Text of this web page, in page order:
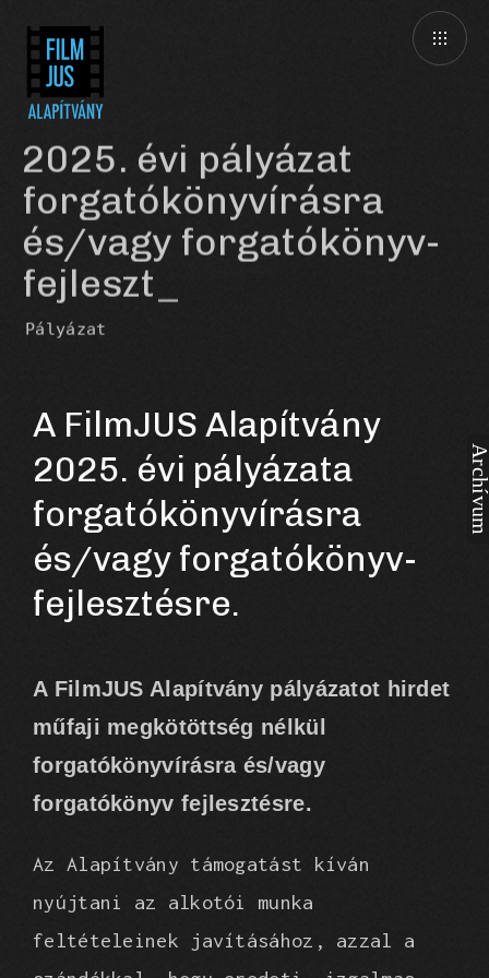
2025. évi pályázat
forgatókönyvírásra
és/vagy forgatókönyv-
fejlesztésr
Pályázat
A FilmJUS Alapítvány
2025. évi pályázata
forgatókönyvírásra
és/vagy forgatókönyv-
fejlesztésre.
A FilmJUS Alapítvány pályázatot hirdet
műfaji megkötöttség nélkül
forgatókönyvírásra és/vagy
forgatókönyv fejlesztésre.
Az Alapítvány támogatást kíván
nyújtani az alkotói munka
feltételeinek javításához, azzal a